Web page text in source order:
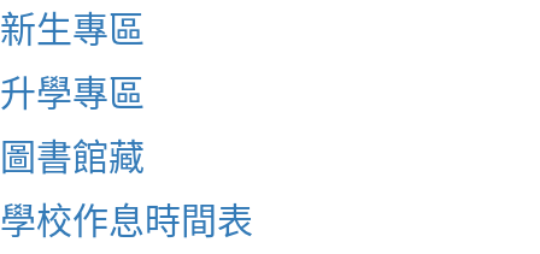
新生專區
升學專區
圖書館藏
學校作息時間表